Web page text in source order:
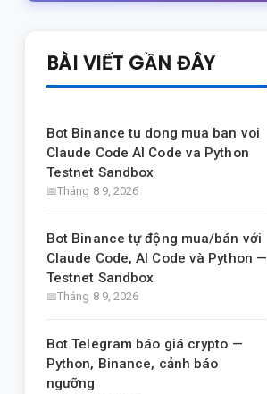
BÀI VIẾT GẦN ĐÂY
Bot Binance tu dong mua ban voi
Claude Code AI Code va Python
Testnet Sandbox
Tháng 8 9, 2026
Bot Binance tự động mua/bán với
Claude Code, AI Code và Python —
Testnet Sandbox
Tháng 8 9, 2026
Bot Telegram báo giá crypto —
Python, Binance, cảnh báo
ngưỡng